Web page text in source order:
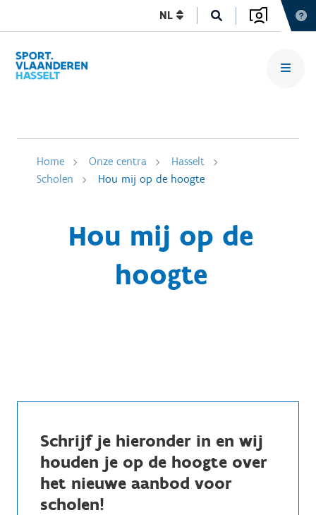
NL
Home Onze centra
Hasselt
Scholen
Hou mij op de hoogte
Hou mij op de
hoogte
Schrijf je hieronder in en wij
houden je op de hoogte over
het nieuwe aanbod voor
scholen!